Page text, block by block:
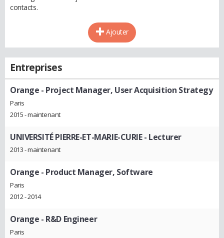
contacts.
Ajouter
Entreprises
Orange - Project Manager, User Acquisition Strategy
Paris
2015 - maintenant
UNIVERSITÉ PIERRE-ET-MARIE-CURIE- Lecturer
2013 - maintenant
Orange - Product Manager, Software
Paris
2012 - 2014
Orange - R&D Engineer
Paris